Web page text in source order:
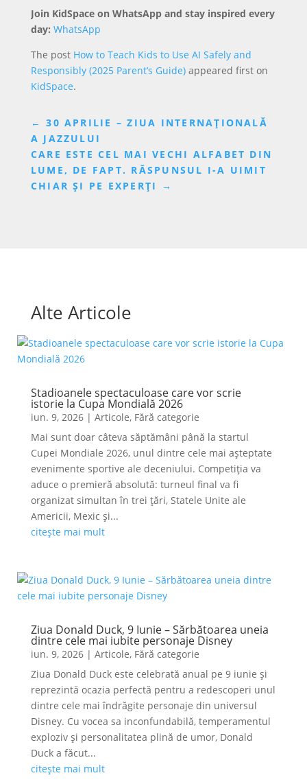
Join KidSpace on WhatsApp and stay inspired every
day: WhatsApp
The post How to Teach Kids to Use AI Safely and
Responsibly (2025 Parent’s Guide)appeared first on
KidSpace.
←30 APRILIE – ZIUA INTERNAȚIONALĂ
A JAZZULUI
CARE ESTE CEL MAI VECHI ALFABET DIN
LUME, DE FAPT. RĂSPUNSUL I-A UIMIT
CHIAR ȘI PE EXPERȚI
→
Alte Articole
Stadioanele spectaculoase care vor scrie
istorie la Cupa Mondială 2026
iun. 9, 2026| Articole, Fără categorie
Mai sunt doar câteva săptămâni până la startul
Cupei Mondiale 2026, unul dintre cele mai așteptate
evenimente sportive ale deceniului. Competiția va
aduce o premieră absolută: turneul final va fi
organizat simultan în trei țări, Statele Unite ale
Americii, Mexic și...
citește mai mult
Ziua Donald Duck, 9 Iunie – Sărbătoarea uneia
dintre cele mai iubite personaje Disney
iun. 9, 2026| Articole, Fără categorie
Ziua Donald Duck este celebrată anual pe 9 iunie și
reprezintă ocazia perfectă pentru a redescoperi unul
dintre cele mai îndrăgite personaje din universul
Disney. Cu vocea sa inconfundabilă, temperamentul
exploziv și personalitatea plină de umor, Donald
Duck a făcut...
citește mai mult